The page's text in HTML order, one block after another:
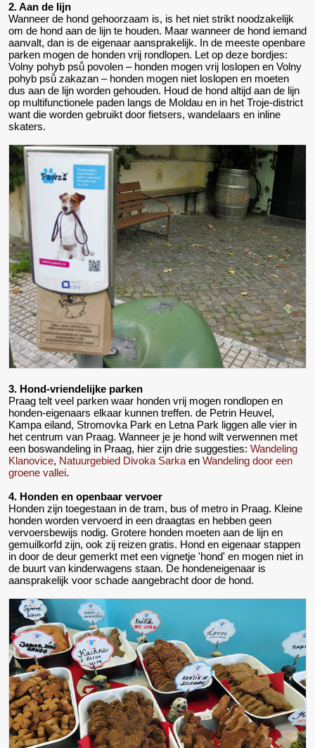
2. Aan de lijn
Wanneer de hond gehoorzaam is, is het niet strikt noodzakelijk
om de hond aan de lijn te houden. Maar wanneer de hond iemand
aanvalt, dan is de eigenaar aansprakelijk. In de meeste openbare
parken mogen de honden vrij rondlopen. Let op deze bordjes:
Volny pohyb psů povolen – honden mogen vrij loslopen en Volny
pohyb psů zakazan – honden mogen niet loslopen en moeten
dus aan de lijn worden gehouden. Houd de hond altijd aan de lijn
op multifunctionele paden langs de Moldau en in het Troje-district
want die worden gebruikt door fietsers, wandelaars en inline
skaters.
3. Hond-vriendelijke parken
Praag telt veel parken waar honden vrij mogen rondlopen en
honden-eigenaars elkaar kunnen treffen. de Petrin Heuvel,
Kampa eiland, Stromovka Park en Letna Park liggen alle vier in
het centrum van Praag. Wanneer je je hond wilt verwennen met
een boswandeling in Praag, hier zijn drie suggesties: Wandeling
Klanovice, Natuurgebied Divoka Sarka en Wandeling door een
groene vallei.
4. Honden en openbaar vervoer
Honden zijn toegestaan in de tram, bus of metro in Praag. Kleine
honden worden vervoerd in een draagtas en hebben geen
vervoersbewijs nodig. Grotere honden moeten aan de lijn en
gemuilkorfd zijn, ook zij reizen gratis. Hond en eigenaar stappen
in door de deur gemerkt met een vignetje 'hond' en mogen niet in
de buurt van kinderwagens staan. De hondeneigenaar is
aansprakelijk voor schade aangebracht door de hond.